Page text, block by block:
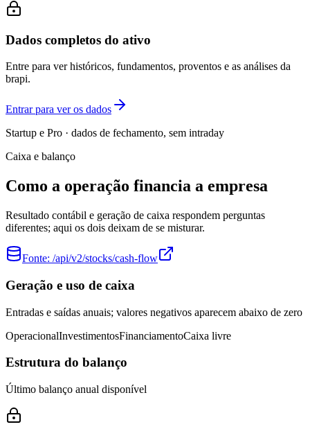
Dados completos do ativo
Entre para ver históricos, fundamentos, proventos e as análises da
brapi.
Entrar para ver os dados
Startup e Pro · dados de fechamento, sem intraday
Caixa e balanço
Como a operação financia a empresa
Resultado contábil e geração de caixa respondem perguntas
diferentes; aqui os dois deixam de se misturar.
Fonte: /api/v2/stocks/cash-flow
Geração e uso de caixa
Entradas e saídas anuais; valores negativos aparecem abaixo de zero
OperacionalInvestimentosFinanciamentoCaixa livre
Estrutura do balanço
Último balanço anual disponível